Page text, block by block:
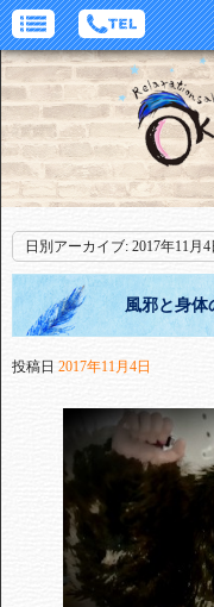
日別アーカイブ: 2017年11月4
風邪と身体
投稿日 2017年11月4日